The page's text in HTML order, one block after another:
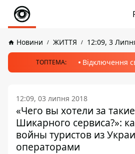
Новини ЖИТТЯ 12:09, 3
ТОПТЕМА: Відключення
12:09, 03 липня 2018
«Чего вы хотели за
Шикарного сервиса?»:
войны туристов из
операторами